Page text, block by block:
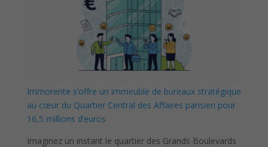
Immorente s’offre un immeuble de bureaux stratégique
au cœur du Quartier Central des Affaires parisien pour
16,5 millions d’euros
Imaginez un instant le quartier des Grands Boulevards